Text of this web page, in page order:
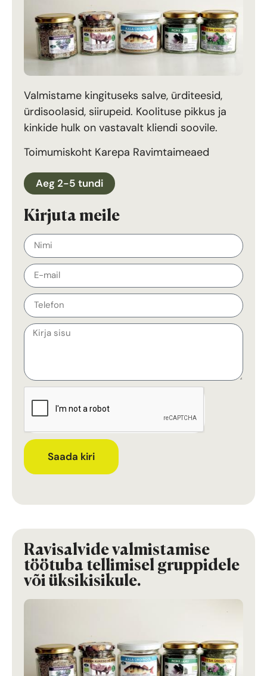
Valmistame kingituseks salve, ürditeesid,
ürdisoolasid, siirupeid. Koolituse pikkus ja
kinkide hulk on vastavalt kliendi soovile.
Toimumiskoht Karepa Ravimtaimeaed
Aeg 2-5 tundi
Kirjuta meile
Saada kiri
Ravisalvide valmistamise
töötuba tellimisel gruppidele
või üksikisikule.